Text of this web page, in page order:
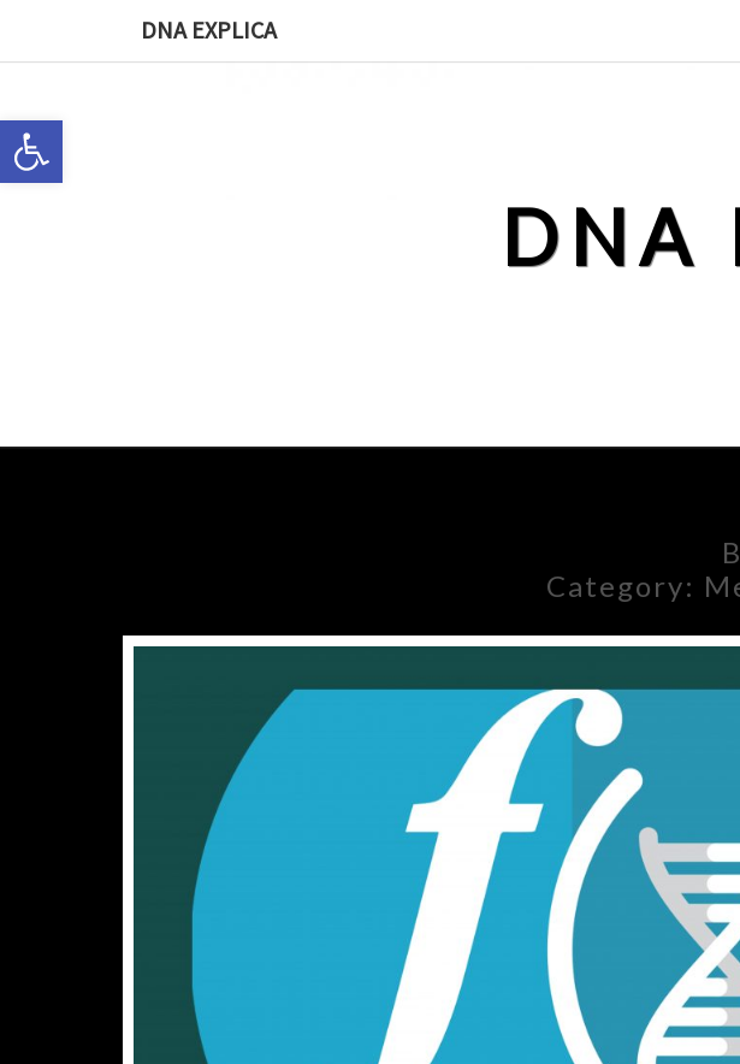
Abrir a barra de ferramentas
DNA EXPLICA
DNA
Category: